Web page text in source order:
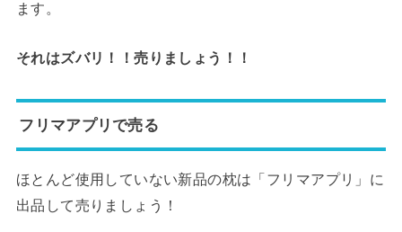
ます。
それはズバリ！！売りましょう！！
フリマアプリで売る
ほとんど使用していない新品の枕は「フリマアプリ」に
出品して売りましょう！